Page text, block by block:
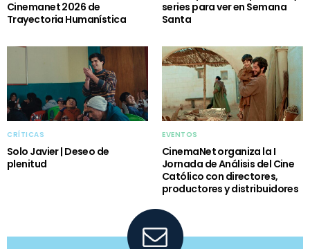
Cinemanet 2026 de
Trayectoria Humanística
series para ver en Semana
Santa
CRÍTICAS
Solo Javier | Deseo de
plenitud
EVENTOS
CinemaNet organiza la I
Jornada de Análisis del Cine
Católico con directores,
productores y distribuidores